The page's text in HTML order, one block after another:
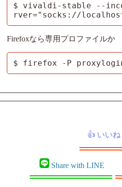
$ vivaldi-stable --
rver="socks://
Firefoxなら専用プロファイルか
$ firefox -P
Share with LINE